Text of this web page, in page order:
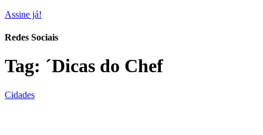
Assine já!
Redes Sociais
Tag: ´Dicas do Chef
Cidades